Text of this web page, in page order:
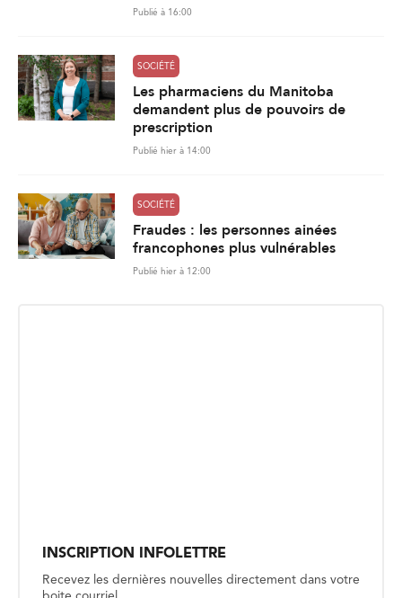
Publié à 16:00
SOCIÉTÉ
Les pharmaciens du Manitoba
demandent plus de pouvoirs de
prescription
Publié hier à 14:00
SOCIÉTÉ
Fraudes : les personnes ainées
francophones plus vulnérables
Publié hier à 12:00
l